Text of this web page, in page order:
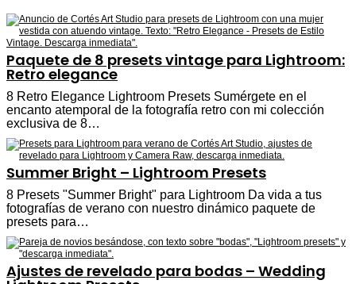
Paquete de 8 presets vintage para Lightroom:
Retro elegance
8 Retro Elegance Lightroom Presets Sumérgete en el
encanto atemporal de la fotografía retro con mi colección
exclusiva de 8…
Summer Bright – Lightroom Presets
8 Presets "Summer Bright" para Lightroom Da vida a tus
fotografías de verano con nuestro dinámico paquete de
presets para…
Ajustes de revelado para bodas – Wedding